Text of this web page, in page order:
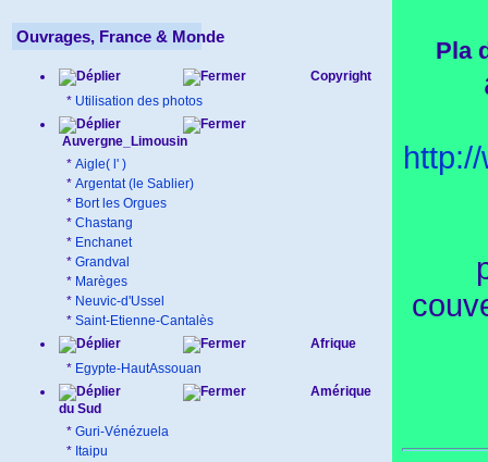
Ouvrages, France & Monde
Copyright
* Utilisation des photos
Auvergne_Limousin
* Aigle( l' )
* Argentat (le Sablier)
* Bort les Orgues
* Chastang
* Enchanet
* Grandval
* Marèges
* Neuvic-d'Ussel
* Saint-Etienne-Cantalès
Afrique
* Egypte-HautAssouan
Amérique
du Sud
* Guri-Vénézuela
* Itaipu
Pla